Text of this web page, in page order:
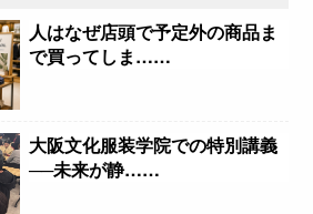
人はなぜ店頭で予定外の商品ま
で買ってしま……
大阪文化服装学院での特別講義
──未来が静……